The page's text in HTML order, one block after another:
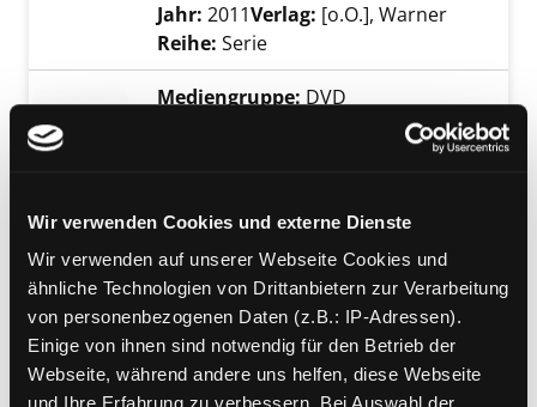
Wir verwenden Cookies und externe Dienste
Wir verwenden auf unserer Webseite Cookies und
ähnliche Technologien von Drittanbietern zur Verarbeitung
von personenbezogenen Daten (z.B.: IP-Adressen).
Einige von ihnen sind notwendig für den Betrieb der
Webseite, während andere uns helfen, diese Webseite
Jahr: 2011Verlag: [o.O.], Warner
Reihe: Serie
Mediengruppe: DVD
McNeill, Robert Duncan
Norris, Patrick[Regie]Suche nach diesem
Jahr:
Verlag:
[o.O.], Warner
Reihe:
Serie
Exemplar-Details von Chuck - 3.Staffel
Mediengruppe:DVD
Chuck - 3.Staffel
Verfasser:McNeill, Robert Duncan